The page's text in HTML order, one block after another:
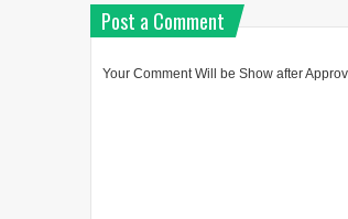
Post a Comment
Your Comment Will be Show after